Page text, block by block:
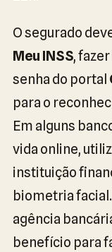
O segurado
Meu INSS,
senha do portal
para o
Em alguns
vida online,
instituição
biometria facial.
agência
benefício para